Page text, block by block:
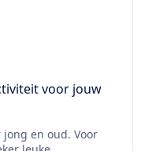
voor jouw
en oud. Voor